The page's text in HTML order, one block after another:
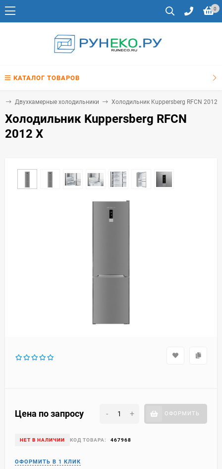
0
КАТАЛОГ ТОВАРОВ
Двухкамерные холодильники Холодильник Kuppersberg RFCN 2012
Холодильник Kuppersberg RFCN
2012 X
Цена по запросу - + ОФОРМИТЬ
НЕТ В НАЛИЧИИ КОД ТОВАРА: 467968